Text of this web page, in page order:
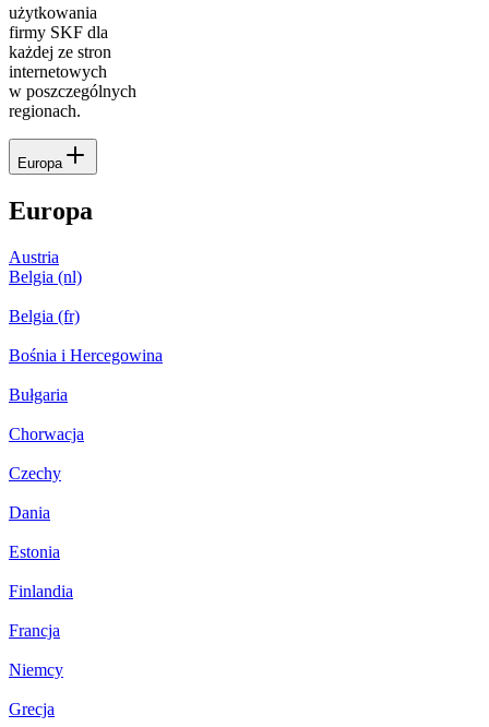
użytkowania
firmy SKF dla
każdej ze stron
internetowych
w poszczególnych
regionach.
Europa
Europa
Austria
Belgia (nl)
Belgia (fr)
Bośnia i Hercegowina
Bułgaria
Chorwacja
Czechy
Dania
Estonia
Finlandia
Francja
Niemcy
Grecja